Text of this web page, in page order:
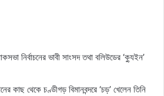
নির্বাচনের ভাবী সাংসদ তথা বলিউডের ‘ক্যুইন’
কাছ থেকে চণ্ডীগড় বিমানবন্দরে ‘চড়’ খেলেন তিনি